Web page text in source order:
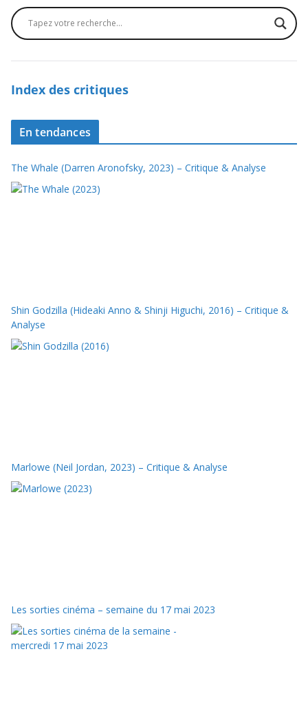
Index des critiques
En tendances
The Whale (Darren Aronofsky, 2023) – Critique & Analyse
Shin Godzilla (Hideaki Anno & Shinji Higuchi, 2016) – Critique &
Analyse
Marlowe (Neil Jordan, 2023) – Critique & Analyse
Les sorties cinéma – semaine du 17 mai 2023